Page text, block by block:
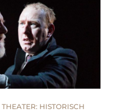
THEATER: HISTORISCH